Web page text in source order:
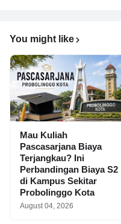
You might like
Mau Kuliah
Pascasarjana Biaya
Terjangkau? Ini
Perbandingan Biaya S2
di Kampus Sekitar
Probolinggo Kota
August 04, 2026